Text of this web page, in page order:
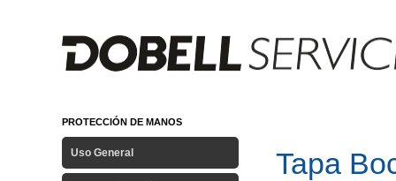
Tapa
PROTECCIÓN DE MANOS
Uso General